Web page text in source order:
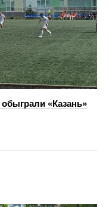
«Казань»